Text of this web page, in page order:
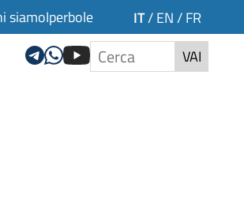
siamoIperbole IT/ EN / FR
VAI